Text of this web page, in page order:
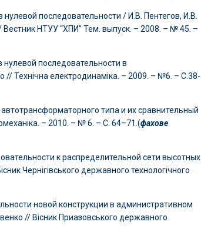
последовательности / И.В. Пентегов, И.В.
НТУУ “ХПИ” Тем. выпуск. – 2008. – № 45. –
последовательности в
Технічна електродинаміка. – 2009. – №6. – С.38-
типа и их сравнительный
– 2010. – № 6. – С. 64–71.(фахове
к распределительной сети высотных
Чернігівського державного технологічного
новой конструкции в административном
// Вісник Приазовського державного